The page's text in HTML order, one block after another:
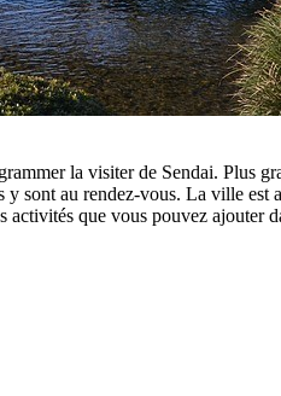
la visiter de Sendai. Plus
y sont au rendez-vous. La ville
que vous pouvez ajouter